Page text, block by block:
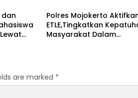
dan
Polres Mojokerto
ETLE,Tingkatkan
Masyarakat Dalam
are marked *